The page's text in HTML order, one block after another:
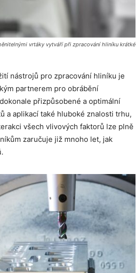
vrtáky vytváří při zpracování hliníku krátké
nástrojů pro zpracování hliníku je
partnerem pro obrábění
přizpůsobené a optimální
a aplikací také hluboké znalosti trhu,
všech vlivových faktorů lze plně
zaručuje již mnoho let, jak